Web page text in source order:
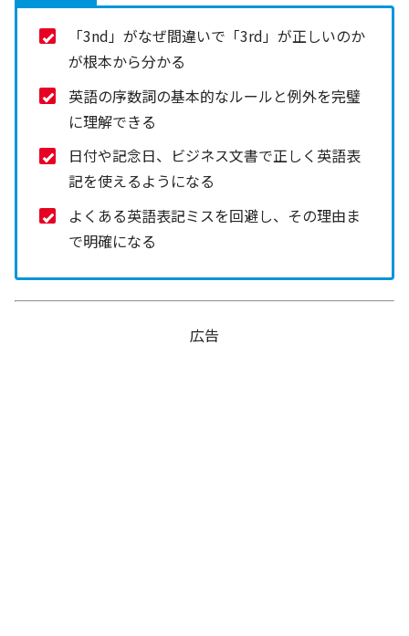
「3nd」がなぜ間違いで「3rd」が正しいのか
が根本から分かる
英語の序数詞の基本的なルールと例外を完璧
に理解できる
日付や記念日、ビジネス文書で正しく英語表
記を使えるようになる
よくある英語表記ミスを回避し、その理由ま
で明確になる
広告